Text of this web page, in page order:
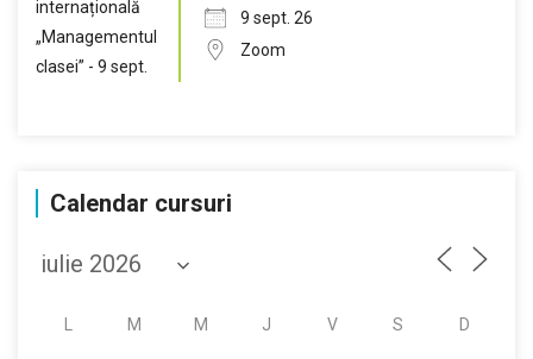
9 sept. 26
Zoom
Calendar cursuri
M M J V S D